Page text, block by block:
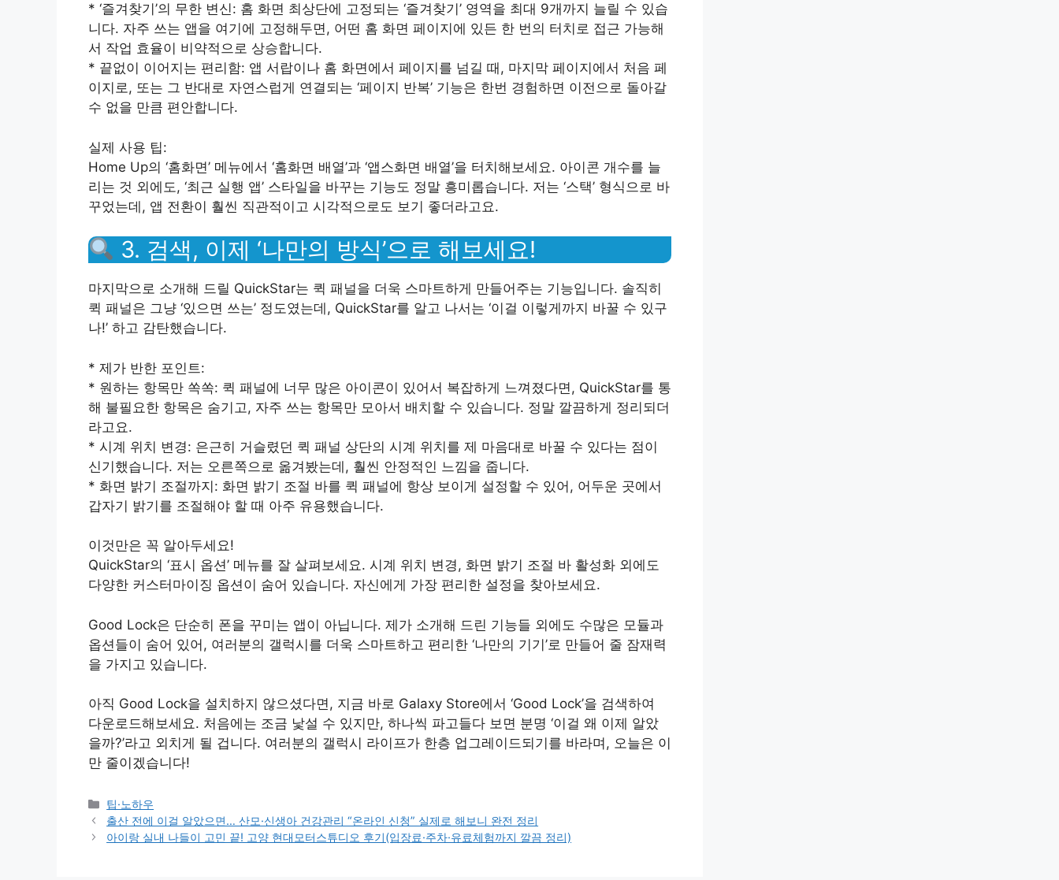
* ‘즐겨찾기’의 무한 변신: 홈 화면 최상단에 고정되는 ‘즐겨찾기’ 영역을 최대 9개까지 늘릴 수 있습
니다. 자주 쓰는 앱을 여기에 고정해두면, 어떤 홈 화면 페이지에 있든 한 번의 터치로 접근 가능해
서 작업 효율이 비약적으로 상승합니다.
* 끝없이 이어지는 편리함: 앱 서랍이나 홈 화면에서 페이지를 넘길 때, 마지막 페이지에서 처음 페
이지로, 또는 그 반대로 자연스럽게 연결되는 ‘페이지 반복’ 기능은 한번 경험하면 이전으로 돌아갈
수 없을 만큼 편안합니다.
실제 사용 팁:
Home Up의 ‘홈화면’ 메뉴에서 ‘홈화면 배열’과 ‘앱스화면 배열’을 터치해보세요. 아이콘 개수를 늘
리는 것 외에도, ‘최근 실행 앱’ 스타일을 바꾸는 기능도 정말 흥미롭습니다. 저는 ‘스택’ 형식으로 바
꾸었는데, 앱 전환이 훨씬 직관적이고 시각적으로도 보기 좋더라고요.
3. 검색, 이제 ‘나만의 방식’으로 해보세요!
마지막으로 소개해 드릴 QuickStar는 퀵 패널을 더욱 스마트하게 만들어주는 기능입니다. 솔직히
퀵 패널은 그냥 ‘있으면 쓰는’ 정도였는데, QuickStar를 알고 나서는 ‘이걸 이렇게까지 바꿀 수 있구
나!’ 하고 감탄했습니다.
* 제가 반한 포인트:
* 원하는 항목만 쏙쏙: 퀵 패널에 너무 많은 아이콘이 있어서 복잡하게 느껴졌다면, QuickStar를 통
해 불필요한 항목은 숨기고, 자주 쓰는 항목만 모아서 배치할 수 있습니다. 정말 깔끔하게 정리되더
라고요.
* 시계 위치 변경: 은근히 거슬렸던 퀵 패널 상단의 시계 위치를 제 마음대로 바꿀 수 있다는 점이
신기했습니다. 저는 오른쪽으로 옮겨봤는데, 훨씬 안정적인 느낌을 줍니다.
* 화면 밝기 조절까지: 화면 밝기 조절 바를 퀵 패널에 항상 보이게 설정할 수 있어, 어두운 곳에서
갑자기 밝기를 조절해야 할 때 아주 유용했습니다.
이것만은 꼭 알아두세요!
QuickStar의 ‘표시 옵션’ 메뉴를 잘 살펴보세요. 시계 위치 변경, 화면 밝기 조절 바 활성화 외에도
다양한 커스터마이징 옵션이 숨어 있습니다. 자신에게 가장 편리한 설정을 찾아보세요.
Good Lock은 단순히 폰을 꾸미는 앱이 아닙니다. 제가 소개해 드린 기능들 외에도 수많은 모듈과
옵션들이 숨어 있어, 여러분의 갤럭시를 더욱 스마트하고 편리한 ‘나만의 기기’로 만들어 줄 잠재력
을 가지고 있습니다.
아직 Good Lock을 설치하지 않으셨다면, 지금 바로 Galaxy Store에서 ‘Good Lock’을 검색하여
다운로드해보세요. 처음에는 조금 낯설 수 있지만, 하나씩 파고들다 보면 분명 ‘이걸 왜 이제 알았
을까?’라고 외치게 될 겁니다. 여러분의 갤럭시 라이프가 한층 업그레이드되기를 바라며, 오늘은 이
만 줄이겠습니다!
Categories
팁·노하우
출산 전에 이걸 알았으면… 산모·신생아 건강관리 “온라인 신청” 실제로 해보니 완전 정리
아이랑 실내 나들이 고민 끝! 고양 현대모터스튜디오 후기(입장료·주차·유료체험까지 깔끔 정리)